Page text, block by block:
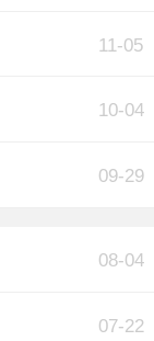
11-05
10-04
09-29
08-04
07-22